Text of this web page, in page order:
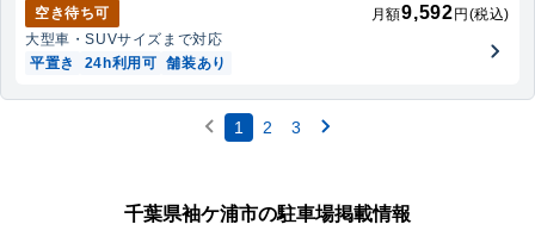
空き待ち可 月額9,592 円(税込)
大型車・SUVサイズまで対応
平置き
24h利用可 舗装あり
1 2 3
千葉県袖ケ浦市の駐車場掲載情報